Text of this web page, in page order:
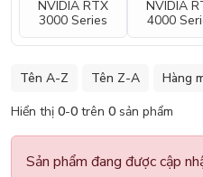
NVIDIA RTX
3000 Series
NVIDIA
4000
Hiển thị 0-0 trên 0 sản phẩm
Tên A-Z Tên Z-A Hàng
Sản phẩm đang được cập